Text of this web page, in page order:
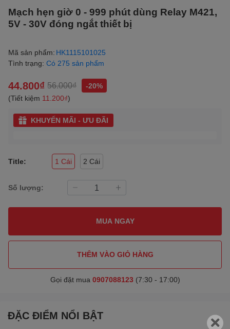
Mạch hẹn giờ 0 - 999 phút dùng Relay M421,
5V - 30V đóng ngắt thiết bị
Mã sản phẩm: HK1115101025
Tình trạng: Có 275 sản phẩm
44.800₫ 56.000₫
-20%
(Tiết kiệm 11.200₫)
KHUYẾN MÃI - ƯU ĐÃI
Title: 1 Cái 2 Cái
Số lượng:
MUA NGAY
THÊM VÀO GIỎ HÀNG
Gọi đặt mua 0907088123 (7:30 - 17:00)
ĐẶC ĐIỂM NỔI BẬT